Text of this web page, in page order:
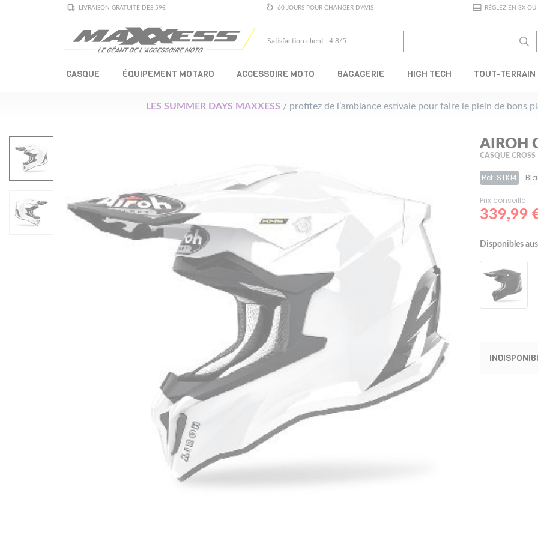
LIVRAISON GRATUITE DÈS 59€ 60 JOURS POUR CHANGER D'AVIS RÉGLEZ EN 3X
Satisfaction client : 4.8/5
CASQUE ÉQUIPEMENT MOTARD ACCESSOIRE MOTO BAGAGERIE HIGH TECH TOUT-TERRAIN
LES SUMMER DAYS MAXXESS / profitez de l’ambiance estivale pour faire le plein de bons
AIROH
CASQUE CROSS
Ref: STK14
Prix conseillé :
339,99
Disponibles